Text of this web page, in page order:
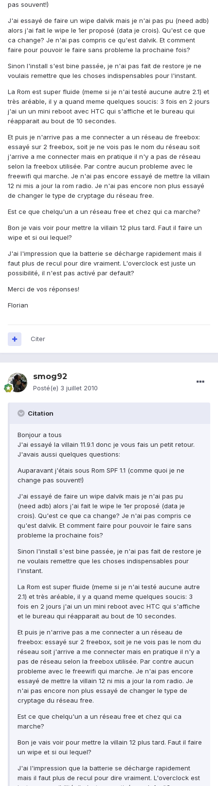
pas souvent!)
J'ai essayé de faire un wipe dalvik mais je n'ai pas pu (need adb)
alors j'ai fait le wipe le 1er proposé (data je crois). Qu'est ce que
ca change? Je n'ai pas compris ce qu'est dalvik. Et comment
faire pour pouvoir le faire sans probleme la prochaine fois?
Sinon l'install s'est bine passée, je n'ai pas fait de restore je ne
voulais remettre que les choses indispensables pour l'instant.
La Rom est super fluide (meme si je n'ai testé aucune autre 2.1) et
très aréable, il y a quand meme quelques soucis: 3 fois en 2 jours
j'ai un un mini reboot avec HTC qui s'affiche et le bureau qui
réapparait au bout de 10 secondes.
Et puis je n'arrive pas a me connecter a un réseau de freebox:
essayé sur 2 freebox, soit je ne vois pas le nom du réseau soit
j'arrive a me connecter mais en pratique il n'y a pas de réseau
selon la freebox utilisée. Par contre aucun probleme avec le
freewifi qui marche. Je n'ai pas encore essayé de mettre la villain
12 ni mis a jour la rom radio. Je n'ai pas encore non plus essayé
de changer le type de cryptage du réseau free.
Est ce que chelqu'un a un réseau free et chez qui ca marche?
Bon je vais voir pour mettre la villain 12 plus tard. Faut il faire un
wipe et si oui lequel?
J'ai l'impression que la batterie se décharge rapidement mais il
faut plus de recul pour dire vraiment. L'overclock est juste un
possibilité, il n'est pas activé par default?
Merci de vos réponses!
Florian
Citer
smog92
Posté(e) 3 juillet 2010
Citation
Bonjour a tous
J'ai essayé la villain 11.9.1 donc je vous fais un petit retour.
J'avais aussi quelques questions:
Auparavant j'étais sous Rom SPF 1.1 (comme quoi je ne
change pas souvent!)
J'ai essayé de faire un wipe dalvik mais je n'ai pas pu
(need adb) alors j'ai fait le wipe le 1er proposé (data je
crois). Qu'est ce que ca change? Je n'ai pas compris ce
qu'est dalvik. Et comment faire pour pouvoir le faire sans
probleme la prochaine fois?
Sinon l'install s'est bine passée, je n'ai pas fait de restore je
ne voulais remettre que les choses indispensables pour
l'instant.
La Rom est super fluide (meme si je n'ai testé aucune autre
2.1) et très aréable, il y a quand meme quelques soucis: 3
fois en 2 jours j'ai un un mini reboot avec HTC qui s'affiche
et le bureau qui réapparait au bout de 10 secondes.
Et puis je n'arrive pas a me connecter a un réseau de
freebox: essayé sur 2 freebox, soit je ne vois pas le nom du
réseau soit j'arrive a me connecter mais en pratique il n'y a
pas de réseau selon la freebox utilisée. Par contre aucun
probleme avec le freewifi qui marche. Je n'ai pas encore
essayé de mettre la villain 12 ni mis a jour la rom radio. Je
n'ai pas encore non plus essayé de changer le type de
cryptage du réseau free.
Est ce que chelqu'un a un réseau free et chez qui ca
marche?
Bon je vais voir pour mettre la villain 12 plus tard. Faut il faire
un wipe et si oui lequel?
J'ai l'impression que la batterie se décharge rapidement
mais il faut plus de recul pour dire vraiment. L'overclock est